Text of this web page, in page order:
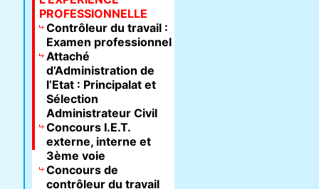
PROFESSIONNELLE
Contrôleur du travail :
Examen professionnel
Attaché
d’Administration de
l’Etat : Principalat et
Sélection
Administrateur Civil
Concours I.E.T.
externe, interne et
3ème voie
Concours de
contrôleur du travail